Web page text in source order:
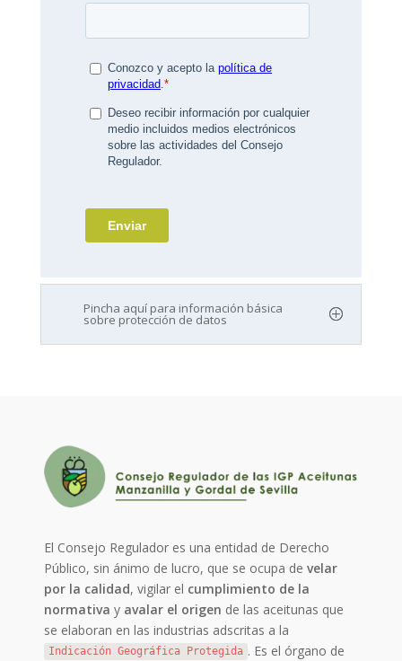
Pincha aquí para información básica
sobre protección de datos
El Consejo Regulador es una entidad de Derecho
Público, sin ánimo de lucro, que se ocupa develar
por la calidad, vigilar el cumplimiento de la
normativa y avalar el origen de las aceitunas que
se elaboran en las industrias adscritas a la
Indicación Geográfica Protegida . Es el órgano de